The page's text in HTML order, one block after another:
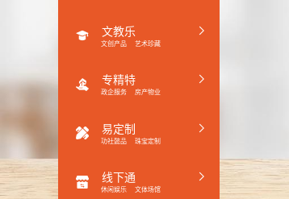
文教乐
文创产品 艺术珍藏
专精特
政企服务 房产物业
易定制
功社懿品 珠宝定制
线下通
休闲娱乐 文体场馆